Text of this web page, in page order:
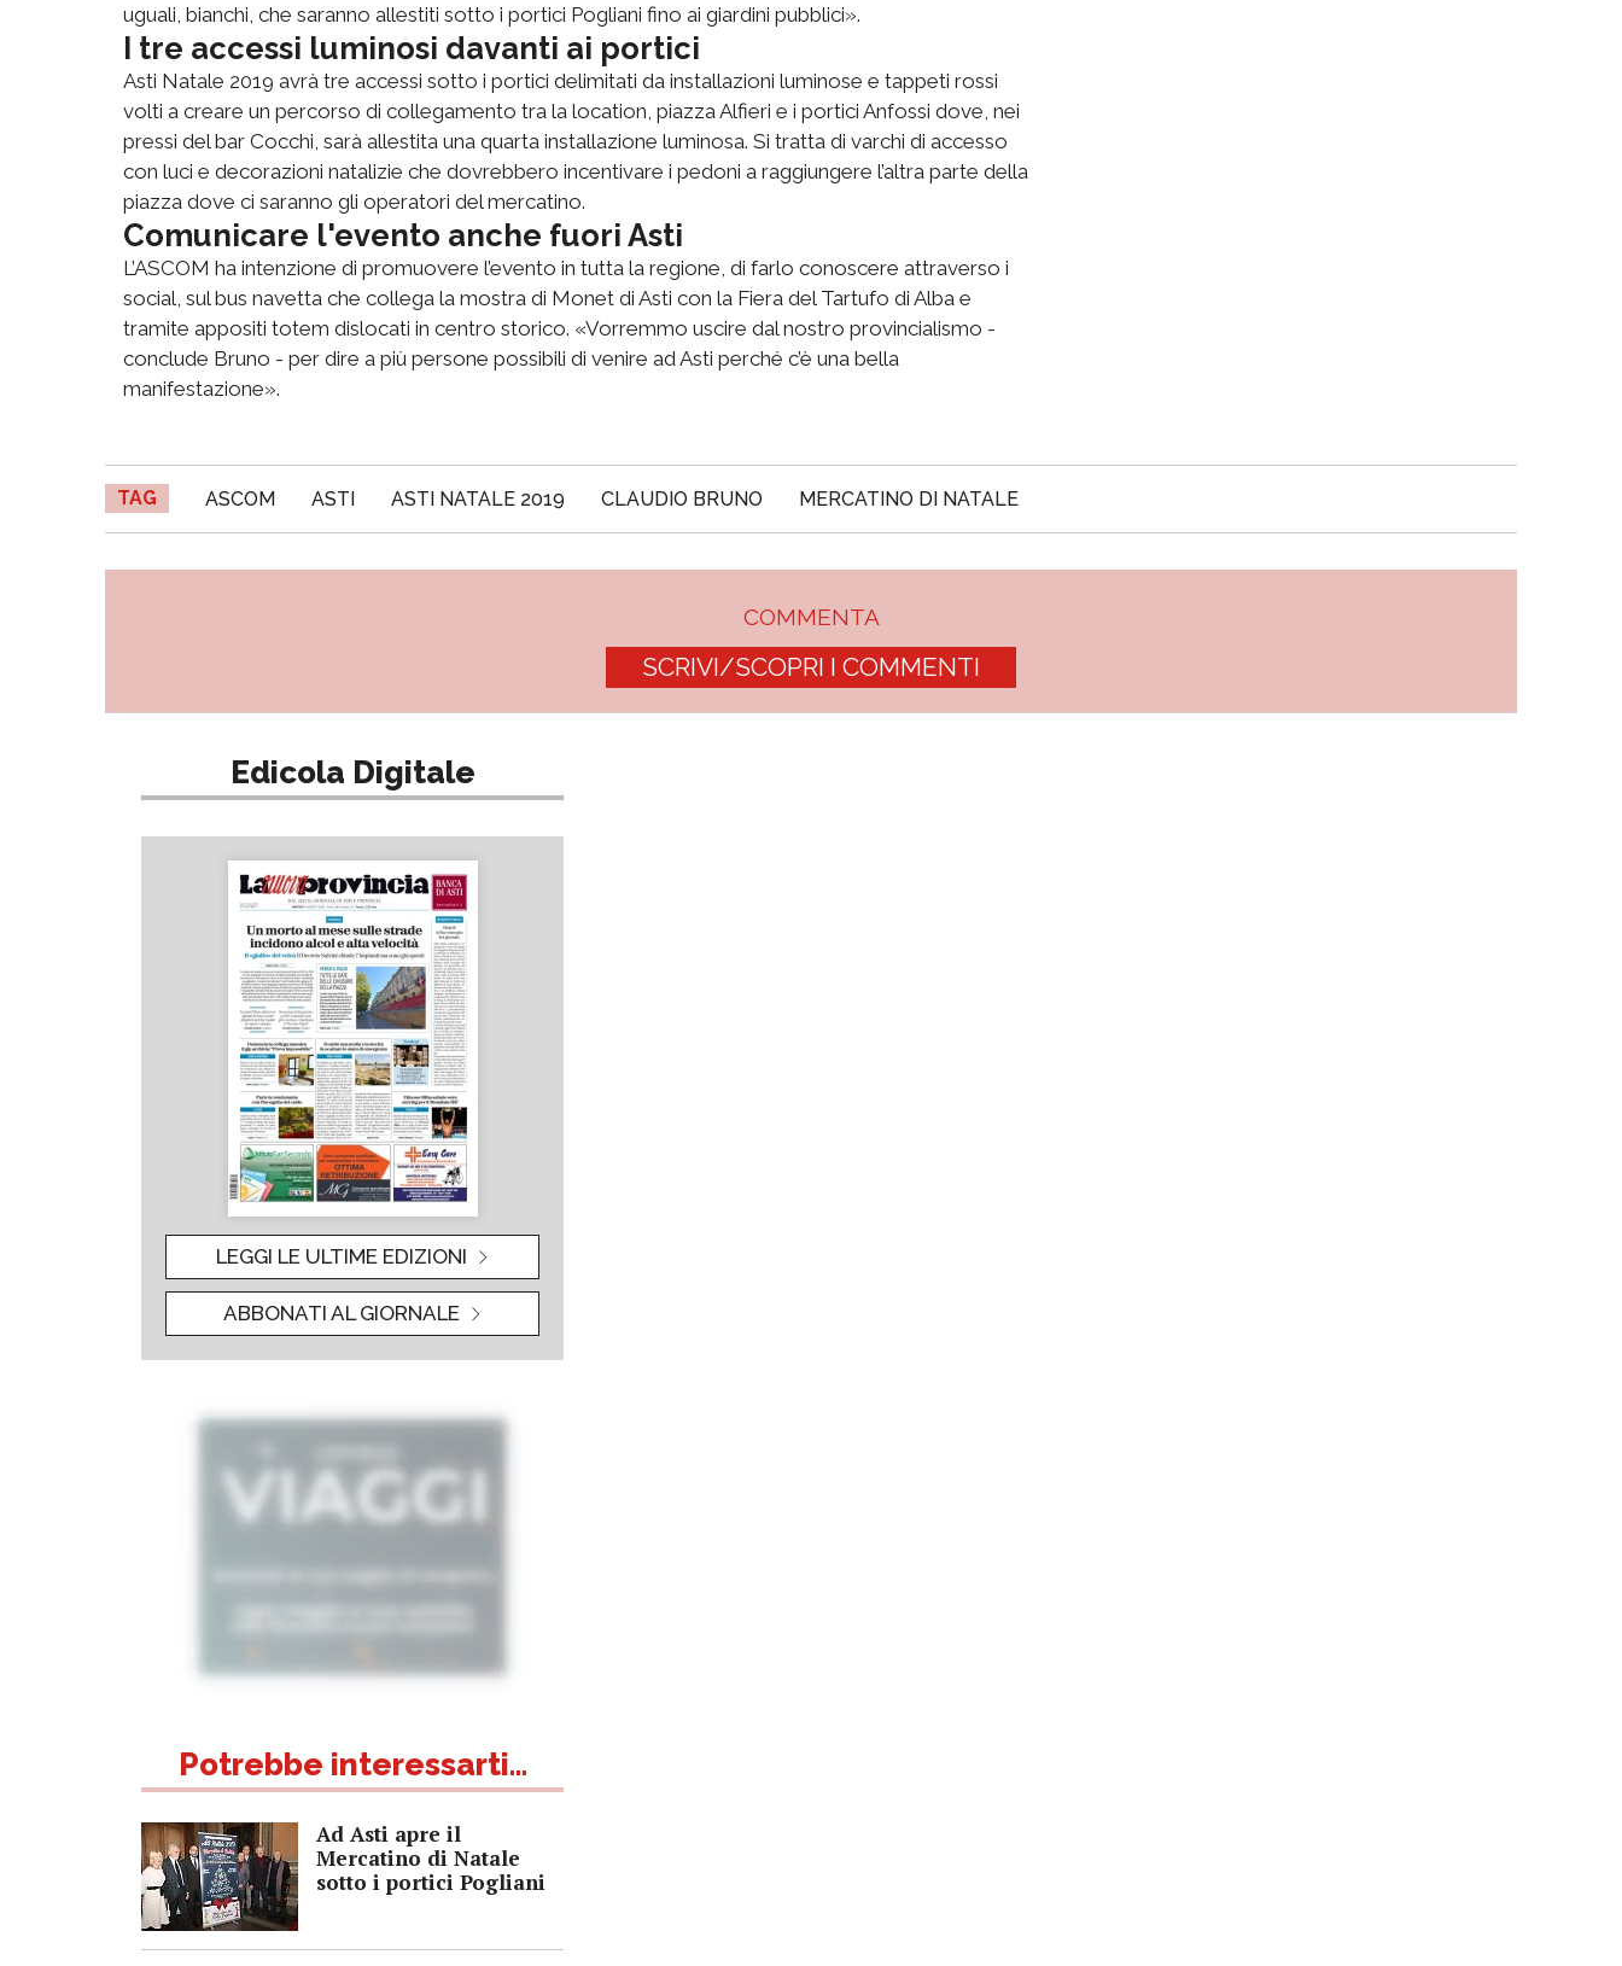
uguali, bianchi, che saranno allestiti sotto i portici Pogliani fino ai giardini pubblici».
I tre accessi luminosi davanti ai portici
Asti Natale 2019 avrà tre accessi sotto i portici delimitati da installazioni luminose e tappeti rossi
volti a creare un percorso di collegamento tra la location, piazza Alfieri e i portici Anfossi dove, nei
pressi del bar Cocchi, sarà allestita una quarta installazione luminosa. Si tratta di varchi di accesso
con luci e decorazioni natalizie che dovrebbero incentivare i pedoni a raggiungere l’altra parte della
piazza dove ci saranno gli operatori del mercatino.
Comunicare l'evento anche fuori Asti
L’ASCOM ha intenzione di promuovere l’evento in tutta la regione, di farlo conoscere attraverso i
social, sul bus navetta che collega la mostra di Monet di Asti con la Fiera del Tartufo di Alba e
tramite appositi totem dislocati in centro storico. «Vorremmo uscire dal nostro provincialismo -
conclude Bruno - per dire a più persone possibili di venire ad Asti perché c’è una bella
manifestazione».
TAG ASCOM ASTI ASTI NATALE 2019 CLAUDIO BRUNO MERCATINO DI NATALE
COMMENTA
SCRIVI/SCOPRI I COMMENTI
Edicola Digitale
LEGGI LE ULTIME EDIZIONI
ABBONATI AL GIORNALE
Potrebbe interessarti...
Ad Asti apre il
Mercatino di Natale
sotto i portici Pogliani